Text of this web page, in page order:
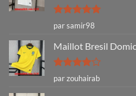
Note5sur
5
par samir98
Maillot Bresil
Note4
sur 5
par zouhairab